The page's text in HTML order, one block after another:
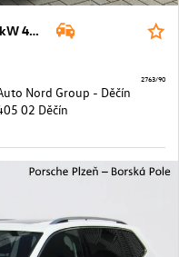
VW Tiguan Allspace 2.0 TDI BMT 110kW 4MOTION DSG
Nord Group - Děčín
02 Děčín
2763/90